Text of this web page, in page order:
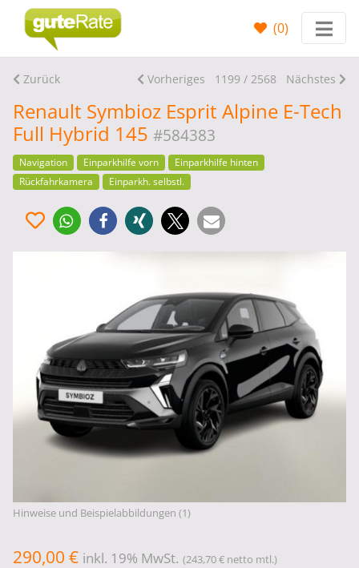
(0)
Zurück Vorheriges 1199 / 2568 Nächstes
Renault Symbioz Esprit Alpine E-Tech
Full Hybrid 145 #584383
Navigation Einparkhilfe vorn
Einparkhilfe hinten
Rückfahrkamera
Einparkh. selbstl.
Hinweise und Beispielabbildungen (1)
290,00 € inkl. 19% MwSt. (243,70 € netto mtl.)